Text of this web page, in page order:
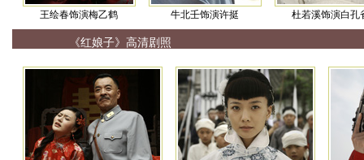
王绘春饰演梅乙鹤 牛北壬饰演许挺 杜若溪饰演白孔
《红娘子》高清剧照